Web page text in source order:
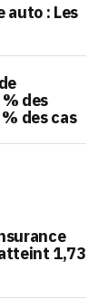
auto : Les
des
des cas
1,73